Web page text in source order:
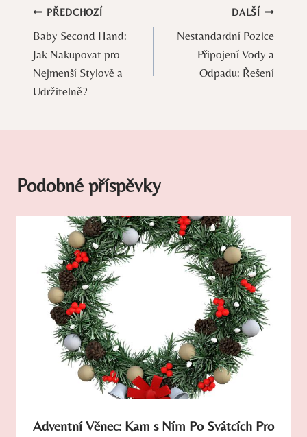
Navigace
pro
příspěvek
PŘEDCHOZÍ
Baby Second Hand:
Jak Nakupovat pro
Nejmenší Stylově a
Udržitelně?
DALŠÍ
Nestandardní Pozice
Připojení Vody a
Odpadu: Řešení
Podobné příspěvky
Adventní Věnec: Kam s Ním Po Svátcích Pro